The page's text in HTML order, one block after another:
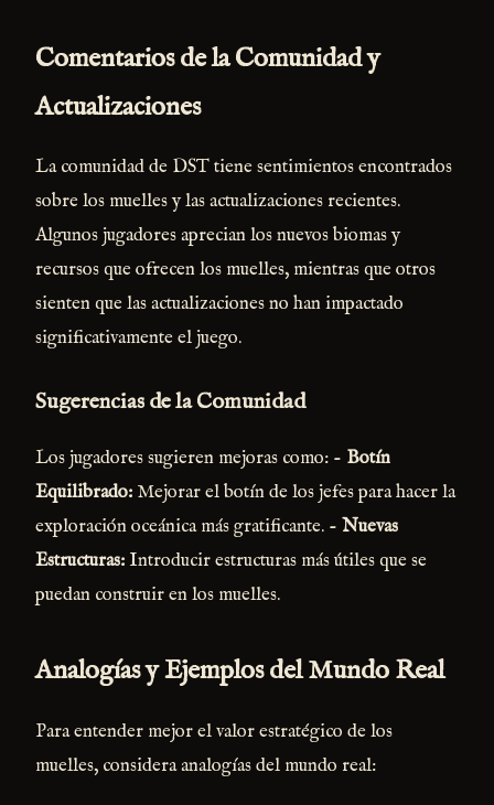
Comentarios de la Comunidad y
Actualizaciones
La comunidad de DST tiene sentimientos encontrados
sobre los muelles y las actualizaciones recientes.
Algunos jugadores aprecian los nuevos biomas y
recursos que ofrecen los muelles, mientras que otros
sienten que las actualizaciones no han impactado
significativamente el juego.
Sugerencias de la Comunidad
Los jugadores sugieren mejoras como: - Botín
Equilibrado: Mejorar el botín de los jefes para hacer la
exploración oceánica más gratificante. - Nuevas
Estructuras: Introducir estructuras más útiles que se
puedan construir en los muelles.
Analogías y Ejemplos del Mundo Real
Para entender mejor el valor estratégico de los
muelles, considera analogías del mundo real: